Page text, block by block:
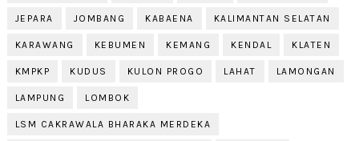
JEPARA JOMBANG KABAENA KALIMANTAN SELATAN
KARAWANG KEBUMEN KEMANG KENDAL KLATEN
KMPKP KUDUS KULON PROGO LAHAT LAMONGAN
LAMPUNG LOMBOK
LSM CAKRAWALA BHARAKA MERDEKA